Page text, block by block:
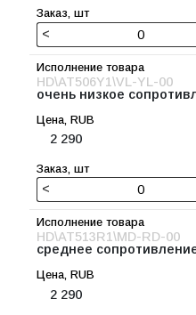
<
HD\AT506Y1\VL-YL-00
очень низкое
2 290
<
HD\AT513R1\MD-RD-00
среднее
2 290